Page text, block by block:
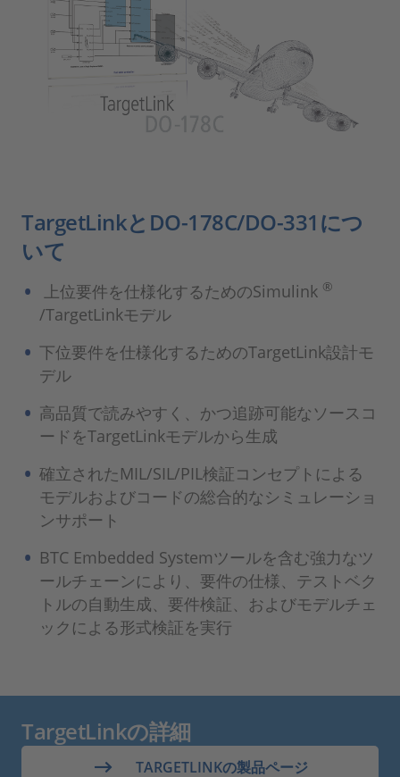
TargetLinkとDO-178C/DO-331につ
いて
上位要件を仕様化するためのSimulink ®
/TargetLinkモデル
下位要件を仕様化するためのTargetLink設計モ
デル
高品質で読みやすく、かつ追跡可能なソースコ
ードをTargetLinkモデルから生成
確立されたMIL/SIL/PIL検証コンセプトによる
モデルおよびコードの総合的なシミュレーショ
ンサポート
BTC Embedded Systemツールを含む強力なツ
ールチェーンにより、要件の仕様、テストベク
トルの自動生成、要件検証、およびモデルチェ
ックによる形式検証を実行
TargetLinkの詳細
TARGETLINKの製品ページ